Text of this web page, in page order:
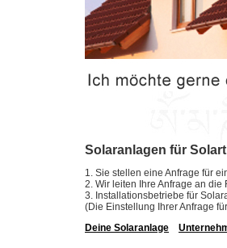
Solaranlagen für
1. Sie stellen eine Anfrage für
2. Wir leiten Ihre Anfrage an
3. Installationsbetriebe für
(Die Einstellung Ihrer Anfrage
Deine Solaranlage